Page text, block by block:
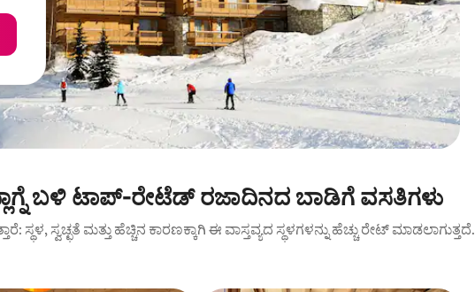
ಬಳಿ ಟಾಪ್-ರೇಟೆಡ್ ರಜಾದಿನದ ಬಾಡಿಗೆ ವಸತಿಗಳು
ಸ್ಥಳ, ಸ್ವಚ್ಛತೆ ಮತ್ತು ಹೆಚ್ಚಿನ ಕಾರಣಕ್ಕಾಗಿ ಈ ವಾಸ್ತವ್ಯದ ಸ್ಥಳಗಳನ್ನು ಹೆಚ್ಚು ರೇಟ್ ಮಾಡಲಾಗುತ್ತದೆ.